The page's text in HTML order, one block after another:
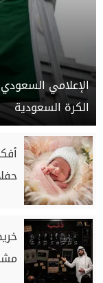
الإعلامي
الكرة السعودية